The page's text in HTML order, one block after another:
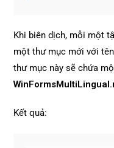
Khi biên dịch, mỗi một
một thư mục mới với
thư mục này sẽ chứa
Kết quả: